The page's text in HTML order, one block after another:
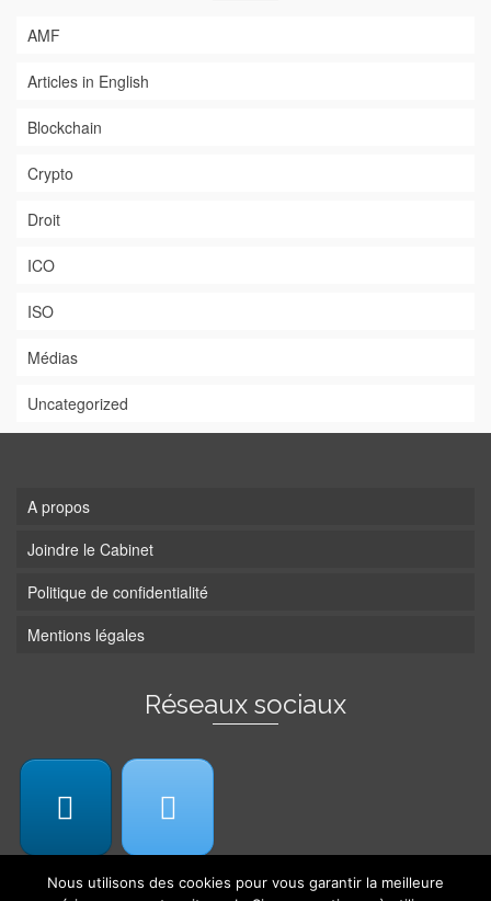
AMF
Articles in English
Blockchain
Crypto
Droit
ICO
ISO
Médias
Uncategorized
A propos
Joindre le Cabinet
Politique de confidentialité
Mentions légales
Réseaux sociaux
Nous utilisons des cookies pour vous garantir la meilleure